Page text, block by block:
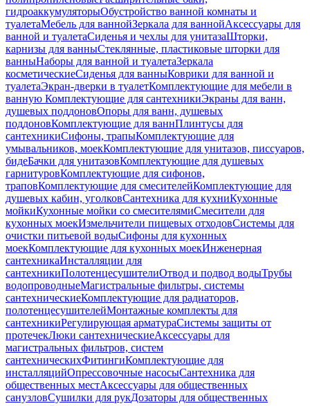
гидроаккумуляторыОбустройство ванной комнаты и
туалетаМебель для ваннойЗеркала для ваннойАксессуары для
ванной и туалетаСиденья и чехлы для унитазаШторки,
карнизы для ванныСтеклянные, пластиковые шторки для
ванныНаборы для ванной и туалетаЗеркала
косметическиеСиденья для ванныКоврики для ванной и
туалетаЭкран-дверки в туалетКомплектующие для мебели в
ванную Комплектующие для сантехникиЭкраны для ванн,
душевых поддоновОпоры для ванн, душевых
поддоновКомплектующие для ваннПлинтусы для
сантехникиСифоны, трапыКомплектующие для
умывальников, моекКомплектующие для унитазов, писсуаров,
бидеБачки для унитазовКомплектующие для душевых
гарнитуровКомплектующие для сифонов,
траповКомплектующие для смесителейКомплектующие для
душевых кабин, уголковСантехника для кухниКухонные
мойкиКухонные мойки со смесителямиСмесители для
кухонных моекИзмельчители пищевых отходовСистемы для
очистки питьевой водыСифоны для кухонных
моекКомплектующие для кухонных моекИнженерная
сантехникаИнсталляции для
сантехникиПолотенцесушителиОтвод и подвод водыТрубы
водопроводныеМагистральные фильтры, системы
сантехническиеКомплектующие для радиаторов,
полотенцесушителейМонтажные комплекты для
сантехникиРегулирующая арматураСистемы защиты от
протечекЛюки сантехническиеАксессуары для
магистральных фильтров, систем
сантехническихФитингиКомплектующие для
инсталляцийОпрессовочные насосыСантехника для
общественных местАксессуары для общественных
санузловСушилки для рукДозаторы для общественных